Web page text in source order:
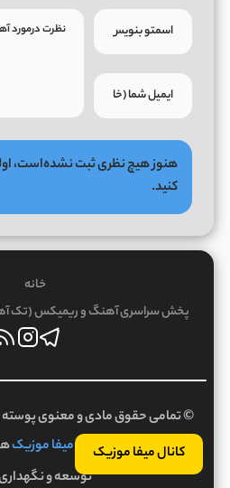
کانال میفا موزیک
هنوز هیچ نظری ثبت نشده‌است،
کنید.
خانه
پخش سراسری آهنگ و ریمیکس (تک
© تمامی حقوق مادی و معنوی
بهمیفا موزیک
توسعه و